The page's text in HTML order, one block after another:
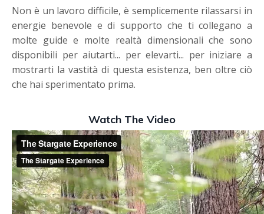
Non è un lavoro difficile, è semplicemente rilassarsi in
energie benevole e di supporto che ti collegano a
molte guide e molte realtà dimensionali che sono
disponibili per aiutarti... per elevarti... per iniziare a
mostrarti la vastità di questa esistenza, ben oltre ciò
che hai sperimentato prima.
Watch The Video